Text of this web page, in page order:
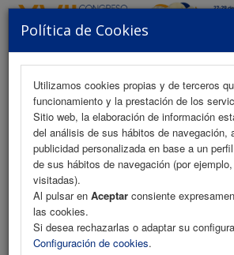
Política de Cookies
Utilizamos cookies propias y de terceros
funcionamiento y la prestación de los
Sitio web, la elaboración de información
del análisis de sus hábitos de navegación,
publicidad personalizada en base a un
de sus hábitos de navegación (por
visitadas).
Al pulsar en Aceptar consiente
las cookies.
Si desea rechazarlas o adaptar su
Configuración de cookies.
MENU
Iniciar Sesión
Inserte su usuario y
Usuario